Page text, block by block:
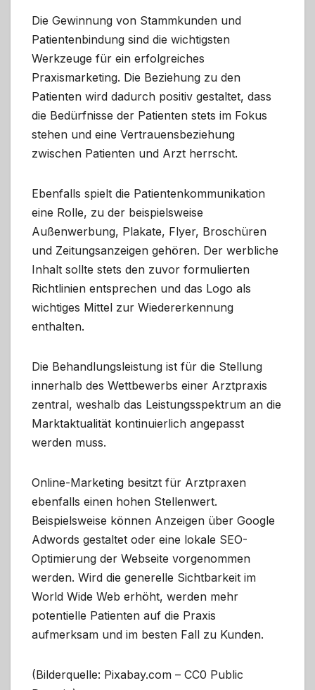
Die Gewinnung von Stammkunden und
Patientenbindung sind die wichtigsten
Werkzeuge für ein erfolgreiches
Praxismarketing. Die Beziehung zu den
Patienten wird dadurch positiv gestaltet, dass
die Bedürfnisse der Patienten stets im Fokus
stehen und eine Vertrauensbeziehung
zwischen Patienten und Arzt herrscht.
Ebenfalls spielt die Patientenkommunikation
eine Rolle, zu der beispielsweise
Außenwerbung, Plakate, Flyer, Broschüren
und Zeitungsanzeigen gehören. Der werbliche
Inhalt sollte stets den zuvor formulierten
Richtlinien entsprechen und das Logo als
wichtiges Mittel zur Wiedererkennung
enthalten.
Die Behandlungsleistung ist für die Stellung
innerhalb des Wettbewerbs einer Arztpraxis
zentral, weshalb das Leistungsspektrum an die
Marktaktualität kontinuierlich angepasst
werden muss.
Online-Marketing besitzt für Arztpraxen
ebenfalls einen hohen Stellenwert.
Beispielsweise können Anzeigen über Google
Adwords gestaltet oder eine lokale SEO-
Optimierung der Webseite vorgenommen
werden. Wird die generelle Sichtbarkeit im
World Wide Web erhöht, werden mehr
potentielle Patienten auf die Praxis
aufmerksam und im besten Fall zu Kunden.
(Bilderquelle: Pixabay.com – CC0 Public